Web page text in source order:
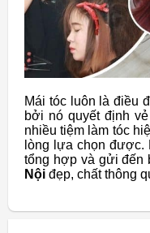
Mái tóc luôn là điều
bởi nó quyết định
nhiều tiệm làm tóc
lòng lựa chọn được.
tổng hợp và gửi đến
Nội đẹp, chất thông